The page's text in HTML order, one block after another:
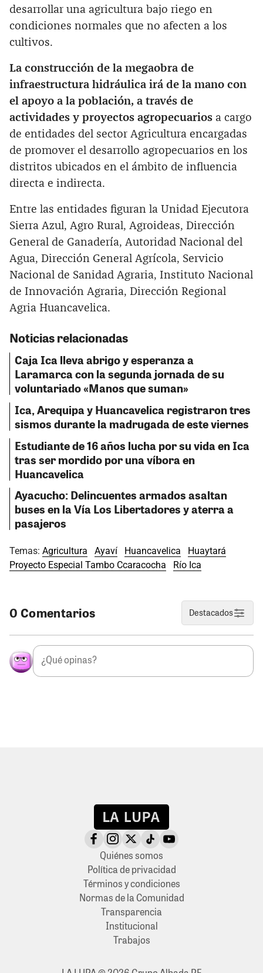
desarrollar una agricultura bajo riego en
condiciones normales que no afecten a los
cultivos.
La construcción de la megaobra de
infraestructura hidráulica irá de la mano con
el apoyo a la población, a través de
actividades y proyectos agropecuarios a cargo
de entidades del sector Agricultura encargadas
de promover el desarrollo agropecuarios en los
distritos ubicados en el ámbito de influencia
directa e indirecta.
Entre las entidades figuran la Unidad Ejecutora
Sierra Azul, Agro Rural, Agroideas, Dirección
General de Ganadería, Autoridad Nacional del
Agua, Dirección General Agrícola, Servicio
Nacional de Sanidad Agraria, Instituto Nacional
de Innovación Agraria, Dirección Regional
Agria Huancavelica.
Noticias relacionadas
Caja Ica lleva abrigo y esperanza a
Laramarca con la segunda jornada de su
voluntariado «Manos que suman»
Ica, Arequipa y Huancavelica registraron tres
sismos durante la madrugada de este viernes
Estudiante de 16 años lucha por su vida en Ica
tras ser mordido por una víbora en
Huancavelica
Ayacucho: Delincuentes armados asaltan
buses en la Vía Los Libertadores y aterra a
pasajeros
Temas: Agricultura Ayaví Huancavelica
Huaytará
Proyecto Especial Tambo Ccaracocha
Río Ica
0 Comentarios Destacados
Quiénes somos
Política de privacidad
Términos y condiciones
Normas de la Comunidad
Transparencia
Institucional
Trabajos